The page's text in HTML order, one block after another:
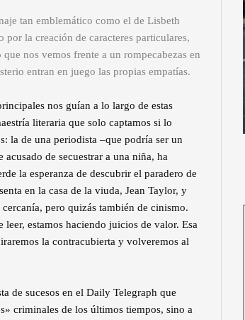
tan emblemático como el de Lisbeth
la creación de caracteres particulares,
nos vemos frente a un rompecabezas en
entran en juego las propias empatías.
nos guían a lo largo de estas
literaria que solo captamos si lo
la de una periodista –que podría ser un
de secuestrar a una niña, ha
la esperanza de descubrir el paradero de
en la casa de la viuda, Jean Taylor, y
pero quizás también de cinismo.
leer, estamos haciendo juicios de valor. Esa
la contracubierta y volveremos al
de sucesos en el Daily Telegraph que
criminales de los últimos tiempos, sino a